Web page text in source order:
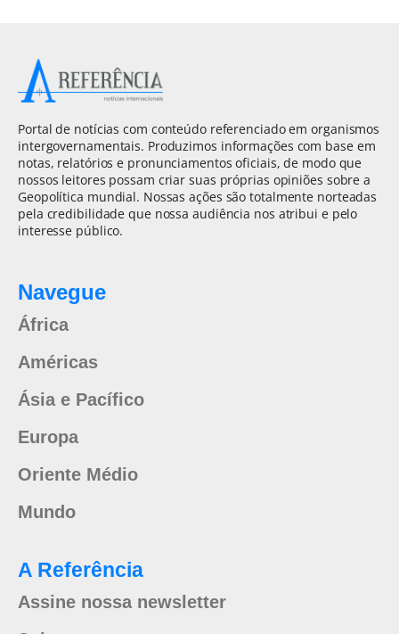
Portal de notícias com conteúdo referenciado em organismos
intergovernamentais. Produzimos informações com base em
notas, relatórios e pronunciamentos oficiais, de modo que
nossos leitores possam criar suas próprias opiniões sobre a
Geopolítica mundial. Nossas ações são totalmente norteadas
pela credibilidade que nossa audiência nos atribui e pelo
interesse público.
Navegue
África
Américas
Ásia e Pacífico
Europa
Oriente Médio
Mundo
A Referência
Assine nossa newsletter